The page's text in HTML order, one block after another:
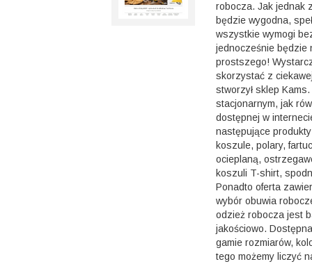
robocza. Jak jednak
będzie wygodna,
wszystkie wymogi
jednocześnie będzie
prostszego!
skorzystać z
stworzył sklep
stacjonarnym, jak
dostępnej w
następujące
koszule, polary,
ocieplaną,
koszuli T-shirt,
Ponadto oferta
wybór obuwia
odzież robocza jest
jakościowo.
gamie rozmiarów,
tego możemy liczyć